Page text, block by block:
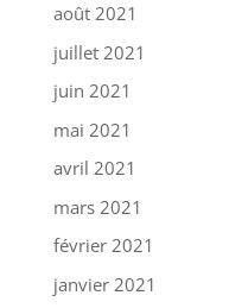
août 2021
juillet 2021
juin 2021
mai 2021
avril 2021
mars 2021
février 2021
janvier 2021